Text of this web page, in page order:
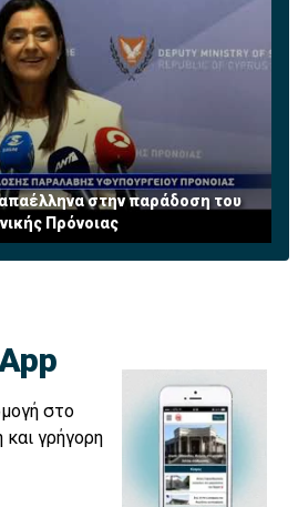
στην παράδοση του
Πρόνοιας
στο
και γρήγορη